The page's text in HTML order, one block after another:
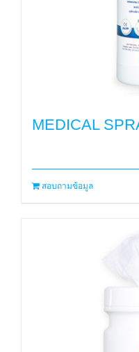
MEDICAL
สอบถามข้อมูล